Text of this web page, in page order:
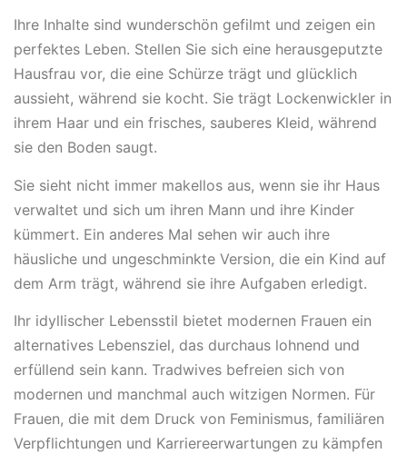
Ihre Inhalte sind wunderschön gefilmt und zeigen ein
perfektes Leben. Stellen Sie sich eine herausgeputzte
Hausfrau vor, die eine Schürze trägt und glücklich
aussieht, während sie kocht. Sie trägt Lockenwickler in
ihrem Haar und ein frisches, sauberes Kleid, während
sie den Boden saugt.
Sie sieht nicht immer makellos aus, wenn sie ihr Haus
verwaltet und sich um ihren Mann und ihre Kinder
kümmert. Ein anderes Mal sehen wir auch ihre
häusliche und ungeschminkte Version, die ein Kind auf
dem Arm trägt, während sie ihre Aufgaben erledigt.
Ihr idyllischer Lebensstil bietet modernen Frauen ein
alternatives Lebensziel, das durchaus lohnend und
erfüllend sein kann. Tradwives befreien sich von
modernen und manchmal auch witzigen Normen. Für
Frauen, die mit dem Druck von Feminismus, familiären
Verpflichtungen und Karriereerwartungen zu kämpfen